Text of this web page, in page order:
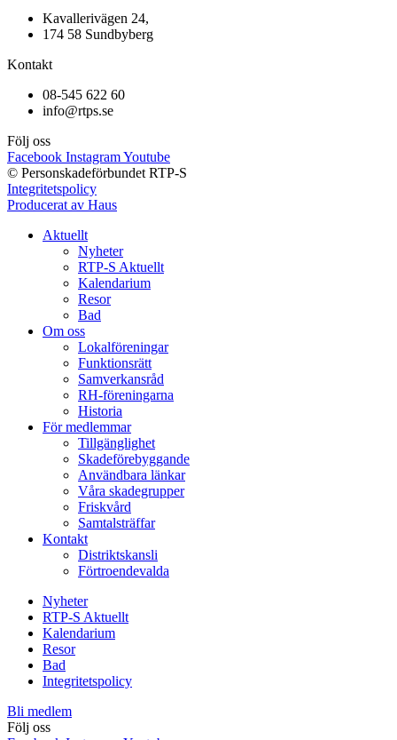
Kavallerivägen 24,
174 58 Sundbyberg
Kontakt
08-545 622 60
info@rtps.se
Följ oss
Facebook InstagramYoutube
© Personskadeförbundet RTP-S
Integritetspolicy
Producerat av Haus
Aktuellt
Nyheter
RTP-S Aktuellt
Kalendarium
Resor
Bad
Om oss
Lokalföreningar
Funktionsrätt
Samverkansråd
RH-föreningarna
Historia
För medlemmar
Tillgänglighet
Skadeförebyggande
Användbara länkar
Våra skadegrupper
Friskvård
Samtalsträffar
Kontakt
Distriktskansli
Förtroendevalda
Nyheter
RTP-S Aktuellt
Kalendarium
Resor
Bad
Integritetspolicy
Bli medlem
Följ oss